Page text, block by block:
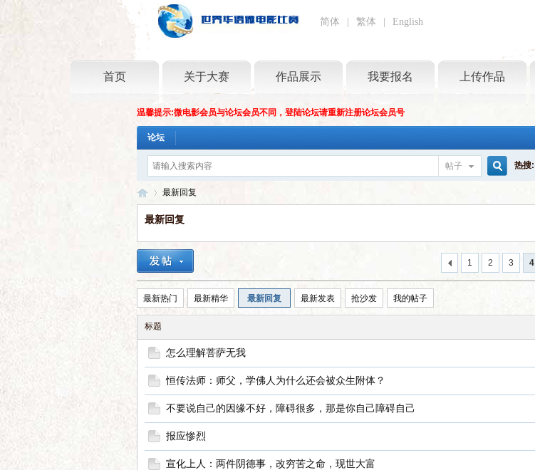
简体 繁体 English
首页 关于大赛 作品展示 我要报名 上传作品
温馨提示:微电影会员与论坛会员不同，登陆论坛请重新注册论坛会员号
论坛
帖子 热搜:
世
界
›
最新回复
最新回复
1 2 3 4
最新热门 最新精华 最新回复 最新发表 抢沙发 我的帖子
标题
怎么理解菩萨无我
恒传法师：师父，学佛人为什么还会被众生附体？
不要说自己的因缘不好，障碍很多，那是你自己障碍自己
报应惨烈
宣化上人：两件阴德事，改穷苦之命，现世大富